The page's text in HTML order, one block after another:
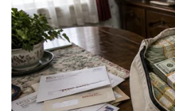
ഷെഫാലി വര്‍മ,
ഭാട്ടിയ, യഷ്ടിക ഭാട്ടിയ,
ഗെയ്കവാദ്, പൂജ
രേണുക സിംഗ്, ജമീമ
ഹര്‍ലീന്‍ ഡിയോള്‍,